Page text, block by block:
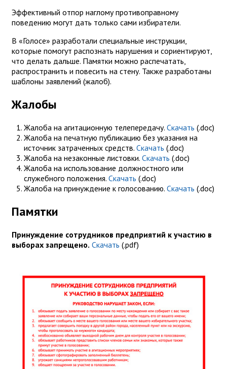
Эффективный отпор наглому противоправному
поведению могут дать только сами избиратели.
В «Голосе» разработали специальные инструкции,
которые помогут распознать нарушения и сориентируют,
что делать дальше. Памятки можно распечатать,
распространить и повесить на стену. Также разработаны
шаблоны заявлений (жалоб).
Жалобы
Жалоба на агитационную телепередачу. Скачать (.doc)
Жалоба на печатную публикацию без указания на
источник затраченных средств. Скачать (.doc)
Жалоба на незаконные листовки. Скачать (.doc)
Жалоба на использование должностного или
служебного положения. Скачать (.doc)
Жалоба на принуждение к голосованию. Скачать (.doc)
Памятки
Принуждение сотрудников предприятий к участию в
выборах запрещено. Скачать (.pdf)